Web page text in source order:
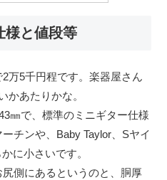
と値段等
万5千円程です。楽器屋さん
かあたりかな。
㎜で、標準のミニギター仕様
チンや、Baby Taylor、Sヤイ
に小さいです。
側にあるというのと、胴厚